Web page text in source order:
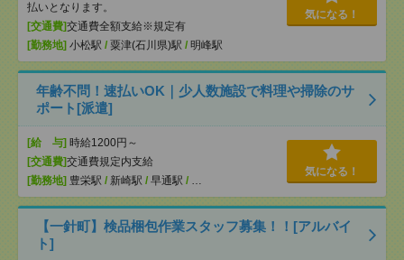
払いとなります。
[交通費]交通費全額支給※規定有
[勤務地] 小松駅 / 粟津(石川県)駅 / 明峰駅
気になる！
年齢不問！速払いOK｜少人数施設で料理や掃除のサ
ポート[派遣]
[給 与] 時給1200円～
[交通費]交通費規定内支給
[勤務地] 豊栄駅 / 新崎駅 / 早通駅 / …
気になる！
【一針町】検品梱包作業スタッフ募集！！[アルバイ
ト]